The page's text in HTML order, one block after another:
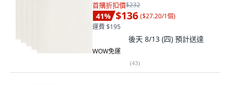
首購折扣價$232
41% $136 ($27.20/1個)
運費 $195
後天 8/13 (四) 預計送達
WOW免運
(43)